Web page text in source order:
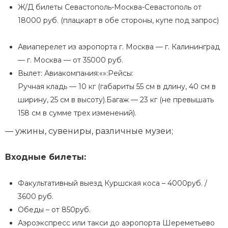
Ж/Д билеты Севастополь-Москва-Севастополь от
18000 руб. (плацкарт в обе стороны, купе под запрос)
Авиаперелет из аэропорта г. Москва — г. Калининград
— г. Москва — от 35000 руб.
Вылет: Авиакомпания:«»:Рейсы:
Ручная кладь — 10 кг (габариты 55 см в длину, 40 см в
ширину, 25 см в высоту).Багаж — 23 кг (не превышать
158 см в сумме трех изменений).
— ужины, сувениры, различные музеи;
Входные билеты:
Факультативный выезд Куршская коса – 4000руб. /
3600 руб.
Обеды – от 850руб.
Аэроэкспресс или такси до аэропорта Шереметьево